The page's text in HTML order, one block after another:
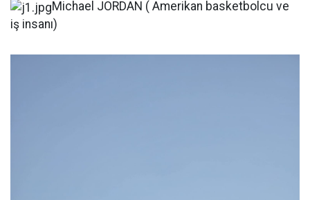
Michael JORDAN ( Amerikan basketbolcu ve
iş insanı)